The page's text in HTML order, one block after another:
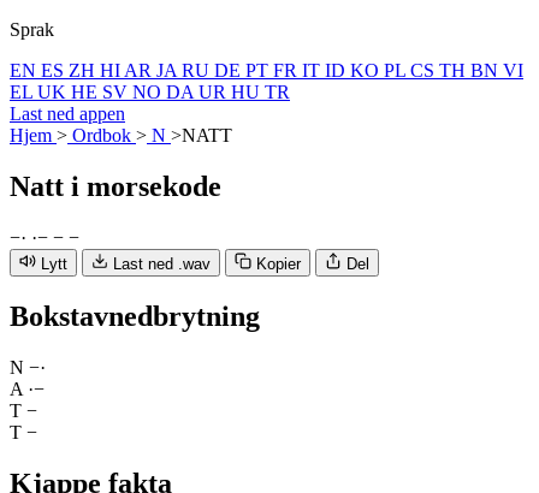
Sprak
EN ES ZH HI AR JA RU DE PT FR IT ID KO PL CS TH BN VI
EL UK HE SV NO DA UR HU TR
Last ned appen
Hjem > Ordbok > N >NATT
Natt i morsekode
−· ·− − −
Lytt Last ned .wav Kopier Del
Bokstavnedbrytning
N −·
A ·−
T −
T −
Kjappe fakta